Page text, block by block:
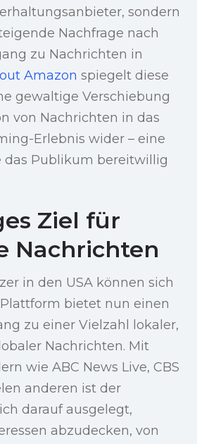
sondern
Nachfrage nach
zu Nachrichten in
Amazon spiegelt diese
gewaltige Verschiebung
von Nachrichten in das
Erlebnis wider – eine
das Publikum bereitwillig
Ziel für
Nachrichten
in den USA können sich
bietet nun einen
zu einer Vielzahl lokaler,
Nachrichten. Mit
wie ABC News Live, CBS
anderen ist der
darauf ausgelegt,
abzudecken, von